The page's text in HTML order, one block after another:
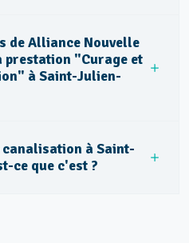
de Alliance Nouvelle
prestation "Curage et
à Saint-Julien-
canalisation à Saint-
ce que c'est ?